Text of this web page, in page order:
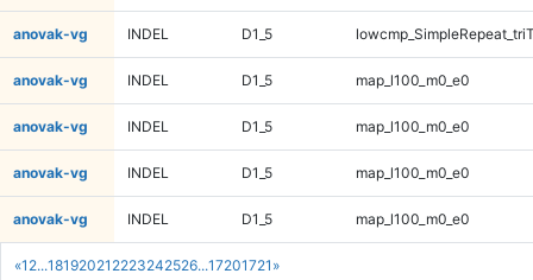
«1 2...18192021 2223242526...17201721 »
anovak-vg INDEL D1_5
anovak-vg INDEL D1_5 map_l100_m0_e0
anovak-vg INDEL D1_5 map_l100_m0_e0
anovak-vg INDEL D1_5 map_l100_m0_e0
anovak-vg INDEL D1_5 map_l100_m0_e0